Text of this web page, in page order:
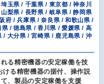
玉県 / 千葉県 / 東京都 / 神奈川
梨県 / 長野県 / 岐阜県 / 静岡県
府 / 兵庫県 / 奈良県 / 和歌山県 /
/ 徳島県 / 香川県 / 愛媛県 / 高
/ 大分県 / 宮崎県 / 鹿児島県 / 沖
る精密機器の安定稼働を技
る精密機器の据付、操作説
、製品の安定稼働を支援